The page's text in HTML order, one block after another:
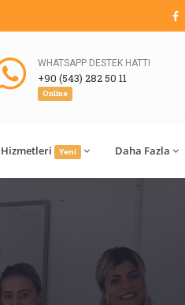
WHATSAPP DESTEK HATTI
+90 (543) 282 50 11
Online
Hizmetleri Yeni Daha Fazla